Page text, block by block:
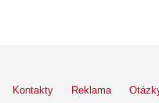
Kontakty Reklama